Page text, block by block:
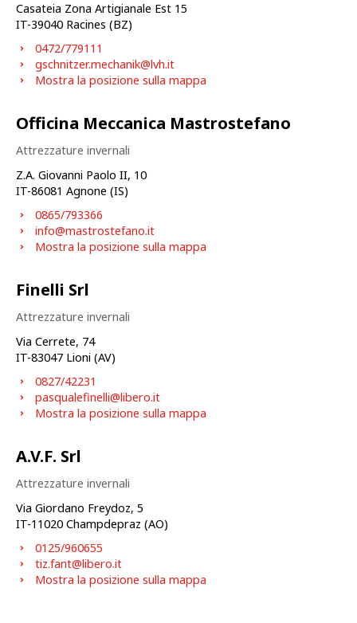
Casateia Zona Artigianale Est 15
IT-39040 Racines (BZ)
0472/779111
gschnitzer.mechanik@lvh.it
Mostra la posizione sulla mappa
Officina Meccanica Mastrostefano
Attrezzature invernali
Z.A. Giovanni Paolo II, 10
IT-86081 Agnone (IS)
0865/793366
info@mastrostefano.it
Mostra la posizione sulla mappa
Finelli Srl
Attrezzature invernali
Via Cerrete, 74
IT-83047 Lioni (AV)
0827/42231
pasqualefinelli@libero.it
Mostra la posizione sulla mappa
A.V.F. Srl
Attrezzature invernali
Via Giordano Freydoz, 5
IT-11020 Champdepraz (AO)
0125/960655
tiz.fant@libero.it
Mostra la posizione sulla mappa